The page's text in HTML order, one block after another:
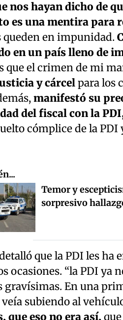
nos hayan dicho de
es una mentira para
queden en impunidad.
en un país lleno de
que el crimen de mi
y cárcelpara los
manifestó su
del fiscal con la
cómplice de la
Temor y
sorpresivo
que la PDI les
ocasiones. “la PDI ya
gravísimas. En una
subiendo al
que eso no era así,que